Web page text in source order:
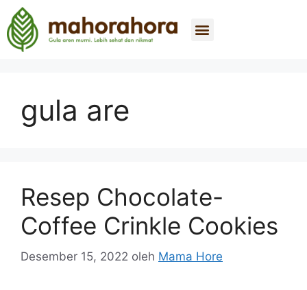
gula are
Resep Chocolate-
Coffee Crinkle Cookies
Desember 15, 2022 oleh Mama Hore